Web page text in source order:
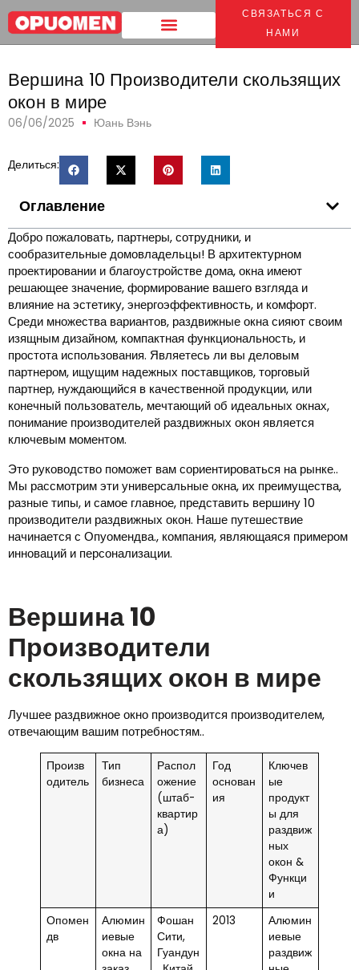
СВЯЗАТЬСЯ С
НАМИ
Дом > Вершина 10 Производители скользящих окон в мире
Вершина 10 Производители скользящих
окон в мире
06/06/2025 Юань Вэнь
Делиться:
Оглавление
Добро пожаловать, партнеры, сотрудники, и
сообразительные домовладельцы! В архитектурном
проектировании и благоустройстве дома, окна имеют
решающее значение, формирование вашего взгляда и
влияние на эстетику, энергоэффективность, и комфорт.
Среди множества вариантов, раздвижные окна сияют своим
изящным дизайном, компактная функциональность, и
простота использования. Являетесь ли вы деловым
партнером, ищущим надежных поставщиков, торговый
партнер, нуждающийся в качественной продукции, или
конечный пользователь, мечтающий об идеальных окнах,
понимание производителей раздвижных окон является
ключевым моментом.
Это руководство поможет вам сориентироваться на рынке..
Мы рассмотрим эти универсальные окна, их преимущества,
разные типы, и самое главное, представить вершину 10
производители раздвижных окон. Наше путешествие
начинается с Опуомендва., компания, являющаяся примером
инноваций и персонализации.
Вершина 10
Производители
скользящих окон в мире
Лучшее раздвижное окно производится производителем,
отвечающим вашим потребностям..
Произв
одитель
Тип
бизнеса
Распол
ожение
(штаб-
квартир
а)
Год
основан
ия
Ключев
ые
продукт
ы для
раздвиж
ных
окон &
Функци
и
Опомен
дв
Алюмин
иевые
окна на
Фошан
Сити,
Гуандун
2013
Алюмин
иевые
раздвиж